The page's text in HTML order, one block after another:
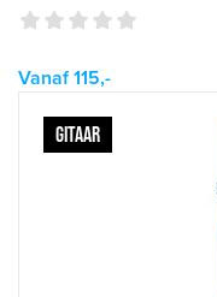
Vanaf 115,-
GITAAR